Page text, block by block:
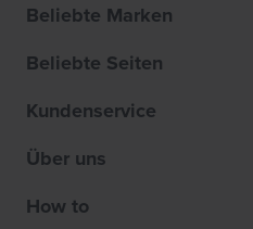
Beliebte Marken
Beliebte Seiten
Kundenservice
Über uns
How to